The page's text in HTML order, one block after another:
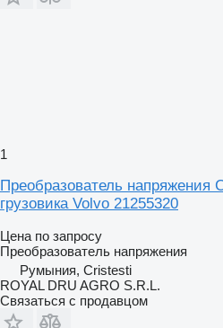
1
Преобразователь напряжения
грузовика Volvo 21255320
Цена по запросу
Преобразователь напряжения
Румыния, Cristesti
ROYAL DRU AGRO S.R.L.
Связаться с продавцом